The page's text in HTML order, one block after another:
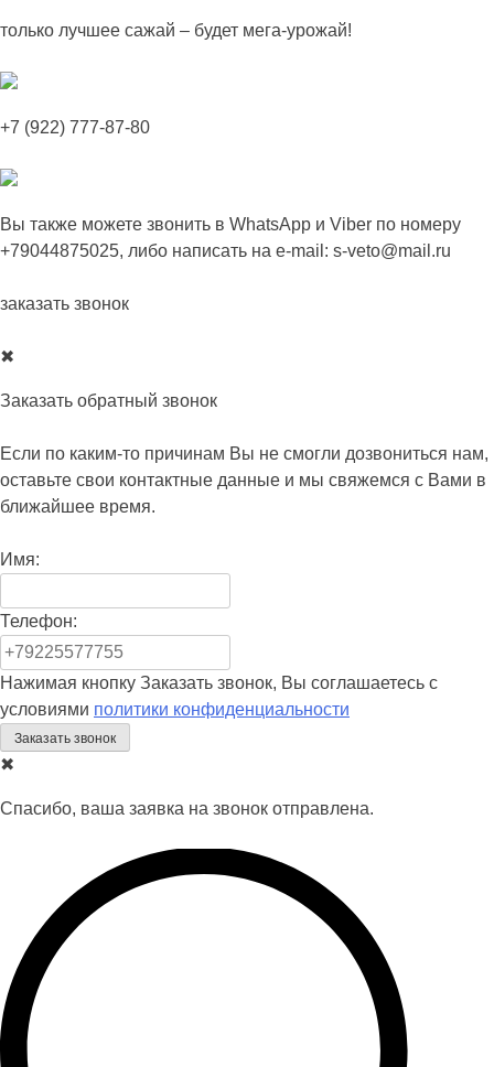
Skip
content
только лучшее сажай – будет мега-урожай!
+7 (922) 777-87-80
Вы также можете звонить в WhatsApp и Viber по номеру
+79044875025, либо написать на e-mail: s-veto@mail.ru
заказать звонок
✖
Заказать обратный звонок
Если по каким-то причинам Вы не смогли дозвониться нам,
оставьте свои контактные данные и мы свяжемся с Вами в
ближайшее время.
Имя:
Телефон:
Нажимая кнопку Заказать звонок, Вы соглашаетесь с
условиями политики конфиденциальности
✖
Спасибо, ваша заявка на звонок отправлена.